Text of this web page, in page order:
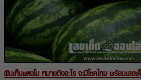
ฝันเห็นแตงโม หมายถึงอะไร จะมีโชคไหม พร้อมเลขเ